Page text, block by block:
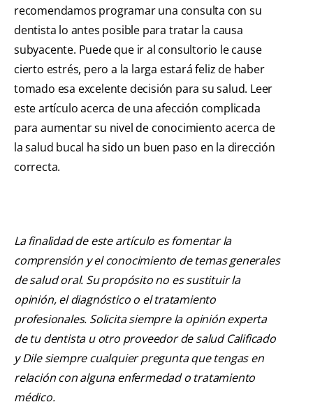
recomendamos programar una consulta con su
dentista lo antes posible para tratar la causa
subyacente. Puede que ir al consultorio le cause
cierto estrés, pero a la larga estará feliz de haber
tomado esa excelente decisión para su salud. Leer
este artículo acerca de una afección complicada
para aumentar su nivel de conocimiento acerca de
la salud bucal ha sido un buen paso en la dirección
correcta.
La finalidad de este artículo es fomentar la
comprensión y el conocimiento de temas generales
de salud oral. Su propósito no es sustituir la
opinión, el diagnóstico o el tratamiento
profesionales. Solicita siempre la opinión experta
de tu dentista u otro proveedor de salud Calificado
y Dile siempre cualquier pregunta que tengas en
relación con alguna enfermedad o tratamiento
médico.